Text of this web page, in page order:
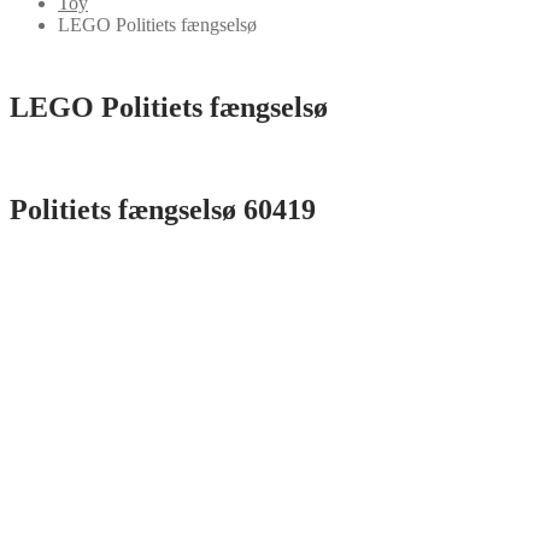
LEGO Politiets fængselsø
LEGO Politiets fængselsø
Politiets fængselsø 60419